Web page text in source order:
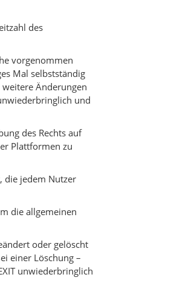
des
vorgenommen
Mal selbstständig
Änderungen
und
des Rechts auf
Plattformen zu
die jedem Nutzer
die allgemeinen
oder gelöscht
einer Löschung –
unwiederbringlich